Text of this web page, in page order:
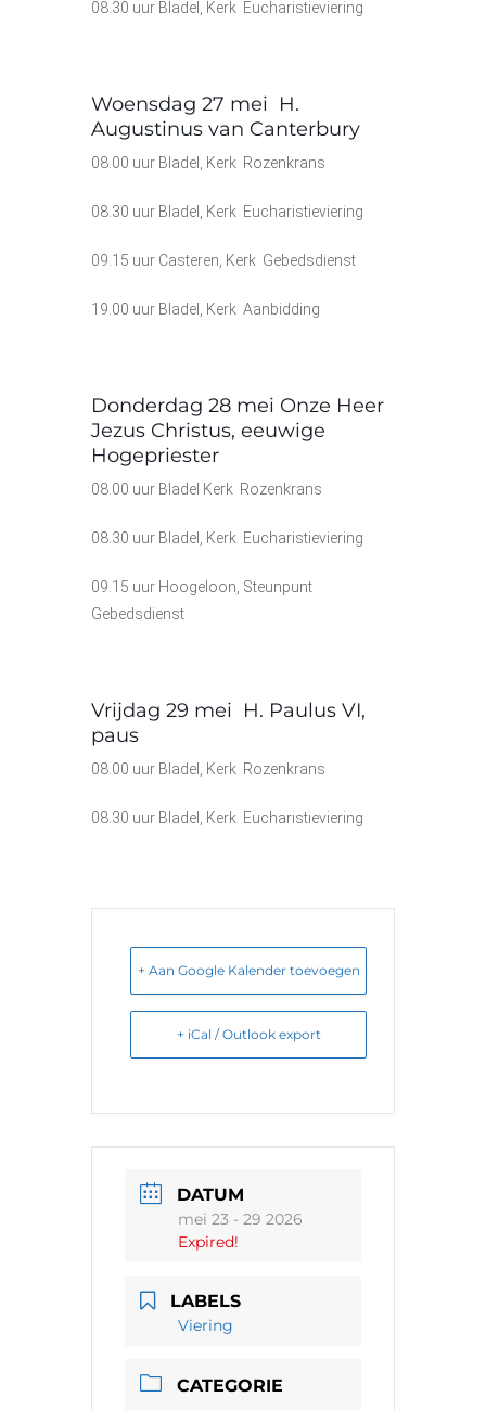
08.30 uur Bladel, Kerk Eucharistieviering
Woensdag 27 mei H.
Augustinus van Canterbury
08.00 uur Bladel, Kerk Rozenkrans
08.30 uur Bladel, Kerk Eucharistieviering
09.15 uur Casteren, Kerk Gebedsdienst
19.00 uur Bladel, Kerk Aanbidding
Donderdag 28 mei Onze Heer
Jezus Christus, eeuwige
Hogepriester
08.00 uur Bladel Kerk Rozenkrans
08.30 uur Bladel, Kerk Eucharistieviering
09.15 uur Hoogeloon, Steunpunt
Gebedsdienst
Vrijdag 29 mei H. Paulus VI,
paus
08.00 uur Bladel, Kerk Rozenkrans
08.30 uur Bladel, Kerk Eucharistieviering
+ Aan Google Kalender toevoegen
+ iCal / Outlook export
DATUM
mei 23 - 29 2026
Expired!
LABELS
Viering
CATEGORIE